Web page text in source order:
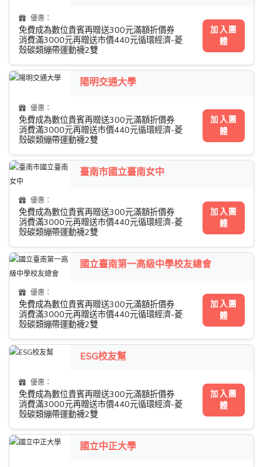
優惠：
免費成為數位貴賓再贈送300元滿額折價券
消費滿3000元再贈送市價440元循環經濟-菱
殼碳類繃帶運動襪2雙
加入團
體
陽明交通大學
優惠：
免費成為數位貴賓再贈送300元滿額折價券
消費滿3000元再贈送市價440元循環經濟-菱
殼碳類繃帶運動襪2雙
加入團
體
臺南市國立臺南女中
優惠：
免費成為數位貴賓再贈送300元滿額折價券
消費滿3000元再贈送市價440元循環經濟-菱
殼碳類繃帶運動襪2雙
加入團
體
國立臺南第一高級中學校友總會
優惠：
免費成為數位貴賓再贈送300元滿額折價券
消費滿3000元再贈送市價440元循環經濟-菱
殼碳類繃帶運動襪2雙
加入團
體
ESG校友幫
優惠：
免費成為數位貴賓再贈送300元滿額折價券
消費滿3000元再贈送市價440元循環經濟-菱
殼碳類繃帶運動襪2雙
加入團
體
國立中正大學